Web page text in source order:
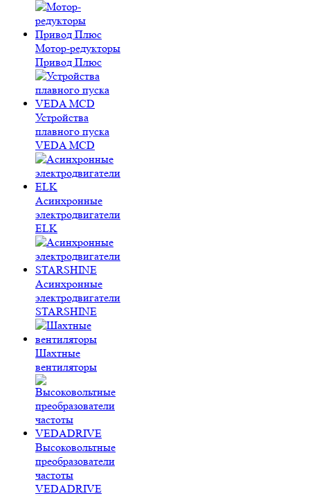
Мотор-редукторы
Привод Плюс
Устройства
плавного пуска
VEDA MCD
Асинхронные
электродвигатели
ELK
Асинхронные
электродвигатели
STARSHINE
Шахтные
вентиляторы
Высоковольтные
преобразователи
частоты
VEDADRIVE